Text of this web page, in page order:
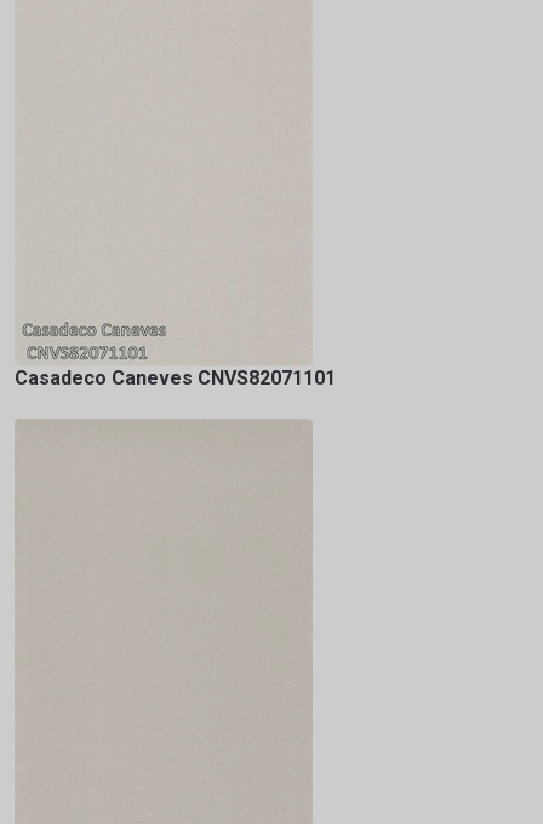
Casadeco Caneves CNVS82071101